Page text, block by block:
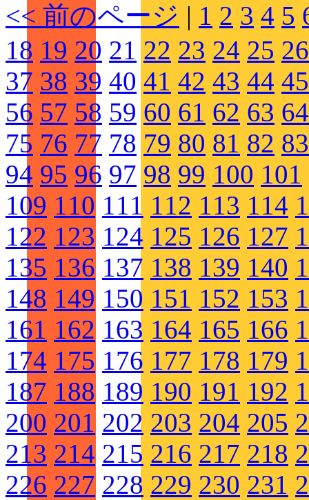
<< 前のページ | 1 2 3 4 5
18 19 20 21 22 23 24 25 26
37 38 39 40 41 42 43 44 45
56 57 58 59 60 61 62 63 64
75 76 77 78 79 80 81 82 83
94 95 96 97 98 99 100 101
109 110 111 112 113 114
122 123 124 125 126 127
135 136 137 138 139 140
148 149 150 151 152 153
161 162 163 164 165 166
174 175 176 177 178 179
187 188 189 190 191 192
200 201 202 203 204 205
213 214 215 216 217 218
226 227 228 229 230 231